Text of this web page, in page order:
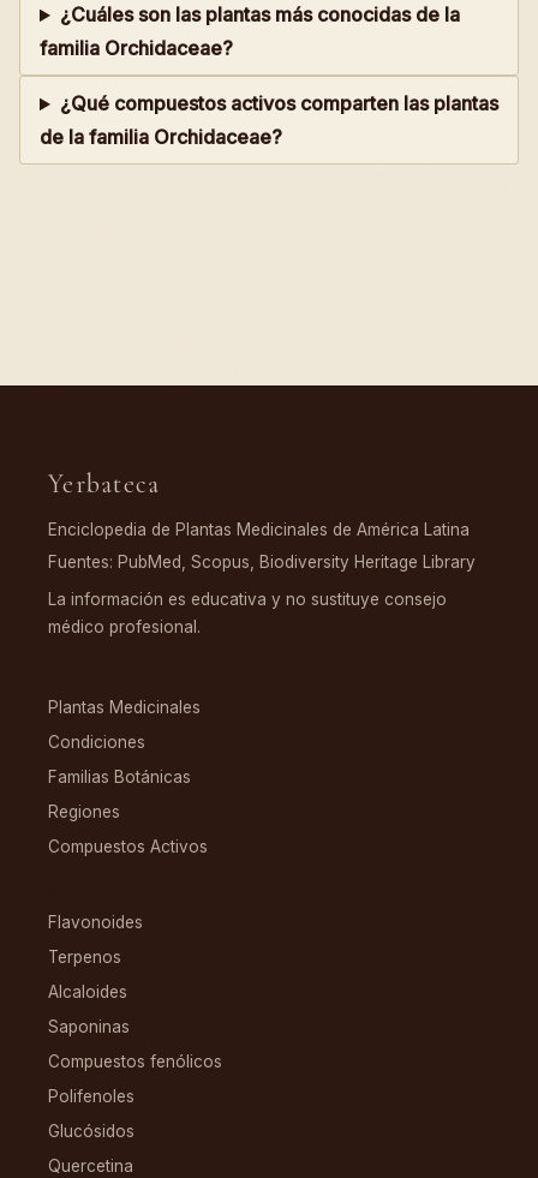
¿Cuáles son las plantas más conocidas de la
familia Orchidaceae?
¿Qué compuestos activos comparten las plantas
de la familia Orchidaceae?
Yerbateca
Enciclopedia de Plantas Medicinales de América Latina
Fuentes: PubMed, Scopus, Biodiversity Heritage Library
La información es educativa y no sustituye consejo
médico profesional.
Plantas Medicinales
Condiciones
Familias Botánicas
Regiones
Compuestos Activos
Flavonoides
Terpenos
Alcaloides
Saponinas
Compuestos fenólicos
Polifenoles
Glucósidos
Quercetina